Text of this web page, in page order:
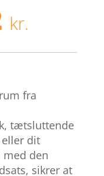
kr.
pris
er:
fra
tætsluttende
dit
med den
sikrer at